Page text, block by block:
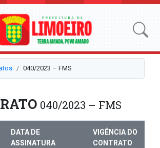
040/2023 – FMS
040/2023 – FMS
DATA DE
ASSINATURA
VIGÊNCIA DO
CONTRATO